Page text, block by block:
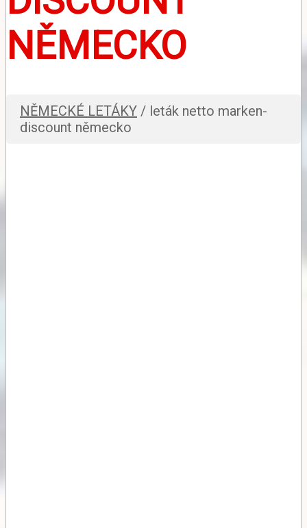
NĚMECKO
NĚMECKÉ LETÁKY / leták netto marken-
discount německo